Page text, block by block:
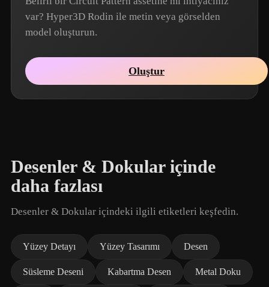
var? Hyper3D Rodin ile metin veya görselden
model oluşturun.
Oluştur
Desenler & Dokular içinde
daha fazlası
Desenler & Dokular içindeki ilgili etiketleri keşfedin.
Yüzey Detayı Yüzey Tasarımı Desen
Süsleme Deseni Kabartma Desen Metal Doku